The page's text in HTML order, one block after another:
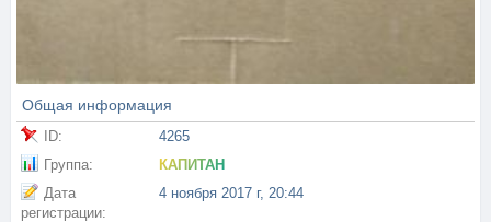
Общая информация
ID:
4265
Группа:
КАПИТАН
Дата
регистрации:
4 ноября 2017 г, 20:44